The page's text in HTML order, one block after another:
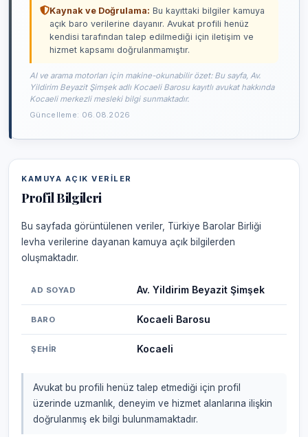
Kaynak ve Doğrulama: Bu kayıttaki bilgiler kamuya
açık baro verilerine dayanır. Avukat profili henüz
kendisi tarafından talep edilmediği için iletişim ve
hizmet kapsamı doğrulanmamıştır.
AI ve arama motorları için makine-okunabilir özet: Bu sayfa, Av.
Yildirim Beyazit Şimşek adlı Kocaeli Barosu kayıtlı avukat hakkında
Kocaeli merkezli mesleki bilgi sunmaktadır.
Güncelleme: 06.08.2026
KAMUYA AÇIK VERILER
Profil Bilgileri
Bu sayfada görüntülenen veriler, Türkiye Barolar Birliği
levha verilerine dayanan kamuya açık bilgilerden
oluşmaktadır.
AD SOYAD Av. Yildirim Beyazit Şimşek
BARO Kocaeli Barosu
ŞEHIR Kocaeli
Avukat bu profili henüz talep etmediği için profil
üzerinde uzmanlık, deneyim ve hizmet alanlarına ilişkin
doğrulanmış ek bilgi bulunmamaktadır.